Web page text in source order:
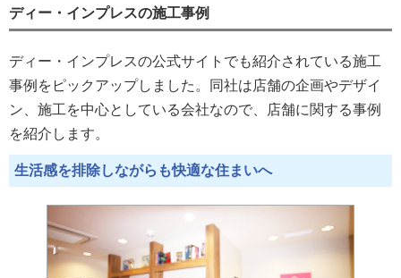
ディー・インプレスの施工事例
ディー・インプレスの公式サイトでも紹介されている施工
事例をピックアップしました。同社は店舗の企画やデザイ
ン、施工を中心としている会社なので、店舗に関する事例
を紹介します。
生活感を排除しながらも快適な住まいへ